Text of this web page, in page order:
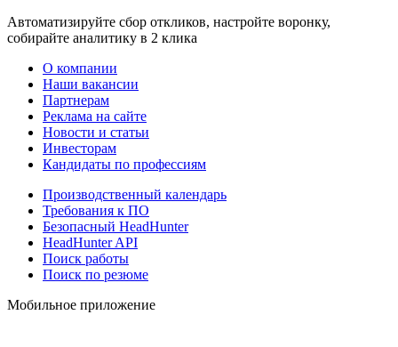
Автоматизируйте сбор откликов, настройте воронку,
собирайте аналитику в 2 клика
О компании
Наши вакансии
Партнерам
Реклама на сайте
Новости и статьи
Инвесторам
Кандидаты по профессиям
Производственный календарь
Требования к ПО
Безопасный HeadHunter
HeadHunter API
Поиск работы
Поиск по резюме
Мобильное приложение